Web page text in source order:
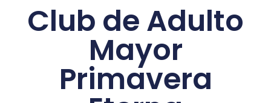
Club de Adulto
Mayor
Primavera